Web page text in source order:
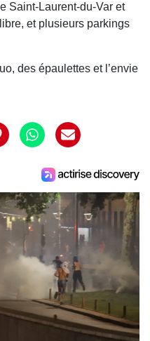
Saint-Laurent-du-Var et
et plusieurs parkings
des épaulettes et l’envie